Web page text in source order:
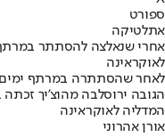
ספורט
אתלטיקה
אחרי שנאלצה להסתתר
לאוקראינה
לאחר שהסתתרה במרתף ימים
הגובה ירוסלבה מהוצ'יך
המדליה לאוקראינה
אורן אהרוני